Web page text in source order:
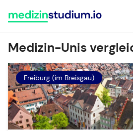
Inhalt
springen
Medizin-Unis
Freiburg (im Breisgau)